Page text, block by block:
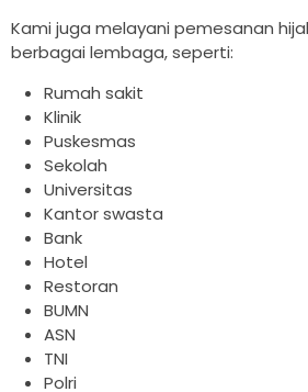
Kami juga melayani pemesanan
berbagai lembaga, seperti:
Rumah sakit
Klinik
Puskesmas
Sekolah
Universitas
Kantor swasta
Bank
Hotel
Restoran
BUMN
ASN
TNI
Polri